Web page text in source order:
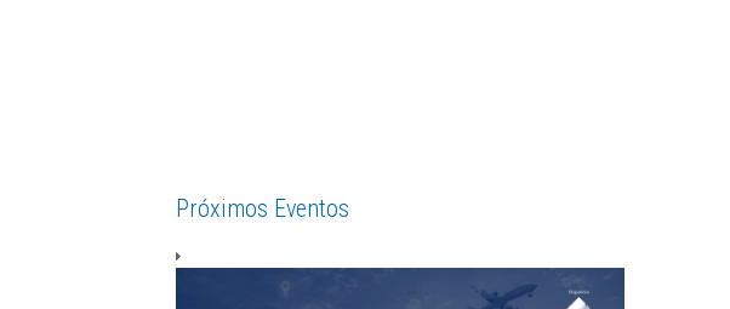
Próximos Eventos